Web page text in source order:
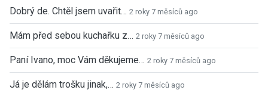
Dobrý de. Chtěl jsem uvařit… 2 roky 7 měsíců ago
Mám před sebou kuchařku z… 2 roky 7 měsíců ago
Paní Ivano, moc Vám děkujeme… 2 roky 7 měsíců ago
Já je dělám trošku jinak,… 2 roky 7 měsíců ago